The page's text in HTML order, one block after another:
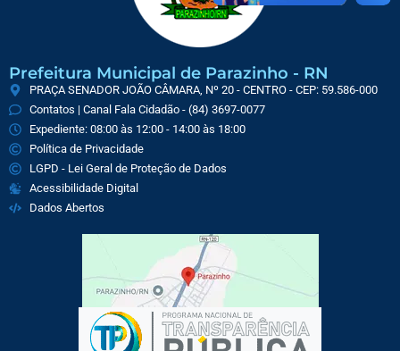
Prefeitura Municipal de Parazinho - RN
PRAÇA SENADOR JOÃO CÂMARA, Nº 20 - CENTRO - CEP: 59.586-000
Contatos | Canal Fala Cidadão - (84) 3697-0077
Expediente: 08:00 às 12:00 - 14:00 às 18:00
Política de Privacidade
LGPD - Lei Geral de Proteção de Dados
Acessibilidade Digital
Dados Abertos